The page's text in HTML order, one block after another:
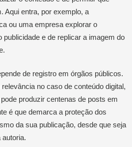
Aqui entra, por exemplo, a
ou uma empresa explorar o
publicidade e de replicar a imagem do
de registro em órgãos públicos.
no caso de conteúdo digital,
produzir centenas de posts em
é que demarca a proteção dos
da sua publicação, desde que seja